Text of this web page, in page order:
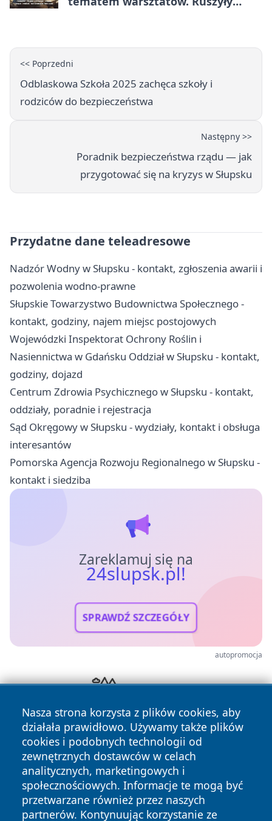
<< Poprzedni
Odblaskowa Szkoła 2025 zachęca szkoły i
rodziców do bezpieczeństwa
Następny >>
Poradnik bezpieczeństwa rządu — jak
przygotować się na kryzys w Słupsku
Przydatne dane teleadresowe
Nadzór Wodny w Słupsku - kontakt, zgłoszenia awarii i
pozwolenia wodno-prawne
Słupskie Towarzystwo Budownictwa Społecznego -
kontakt, godziny, najem miejsc postojowych
Wojewódzki Inspektorat Ochrony Roślin i
Nasiennictwa w Gdańsku Oddział w Słupsku - kontakt,
godziny, dojazd
Centrum Zdrowia Psychicznego w Słupsku - kontakt,
oddziały, poradnie i rejestracja
Sąd Okręgowy w Słupsku - wydziały, kontakt i obsługa
interesantów
Pomorska Agencja Rozwoju Regionalnego w Słupsku -
kontakt i siedziba
Zareklamuj się na
24slupsk.pl!
SPRAWDŹ SZCZEGÓŁY
autopromocja
Nasza strona korzysta z plików cookies, aby
działała prawidłowo. Używamy także plików
cookies i podobnych technologii od
zewnętrznych dostawców w celach
analitycznych, marketingowych i
społecznościowych. Informacje te mogą być
przetwarzane również przez naszych
partnerów. Kontynuując korzystanie ze